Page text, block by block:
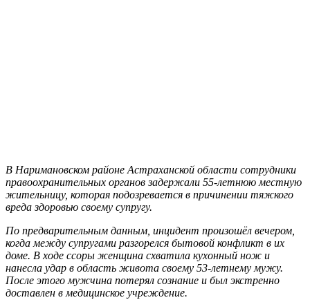
В Наримановском районе Астраханской области сотрудники
правоохранительных органов задержали 55-летнюю местную
жительницу, которая подозревается в причинении тяжкого
вреда здоровью своему супругу.
По предварительным данным, инцидент произошёл вечером,
когда между супругами разгорелся бытовой конфликт в их
доме. В ходе ссоры женщина схватила кухонный нож и
нанесла удар в область живота своему 53-летнему мужу.
После этого мужчина потерял сознание и был экстренно
доставлен в медицинское учреждение.